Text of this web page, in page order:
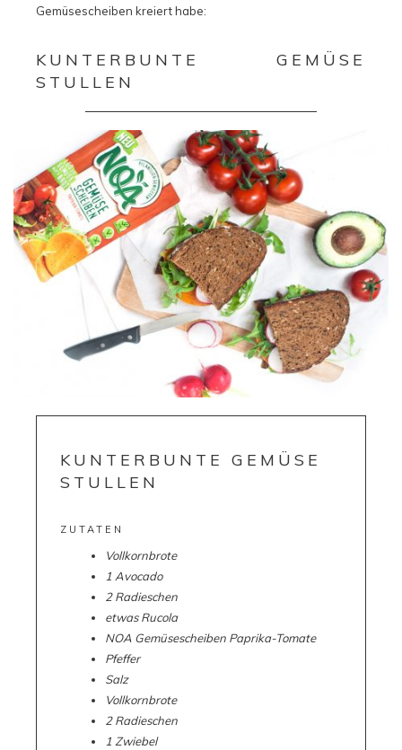
Gemüsescheiben kreiert habe:
KUNTERBUNTE GEMÜSE
STULLEN
KUNTERBUNTE GEMÜSE
STULLEN
ZUTATEN
Vollkornbrote
1 Avocado
2 Radieschen
etwas Rucola
NOA Gemüsescheiben Paprika-Tomate
Pfeffer
Salz
Vollkornbrote
2 Radieschen
1 Zwiebel